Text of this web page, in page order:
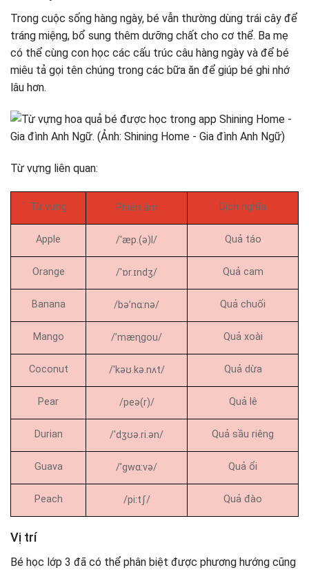
Trong cuộc sống hàng ngày, bé vẫn thường dùng trái cây để
tráng miệng, bổ sung thêm dưỡng chất cho cơ thể. Ba mẹ
có thể cùng con học các cấu trúc câu hàng ngày và để bé
miêu tả gọi tên chúng trong các bữa ăn để giúp bé ghi nhớ
lâu hơn.
Từ vựng liên quan:
Từ vựng Phiên âm Dịch nghĩa
Apple /ˈæp.(ə)l/ Quả táo
Orange /ˈɒr.ɪndʒ/ Quả cam
Banana /bə’nɑ:nə/ Quả chuối
Mango /’mæɳgou/ Quả xoài
Coconut /ˈkəʊ.kə.nʌt/ Quả dừa
Pear /peə(r)/ Quả lê
Durian /ˈdʒʊə.ri.ən/ Quả sầu riêng
Guava /’gwɑ:və/ Quả ổi
Peach /piːtʃ/ Quả đào
Vị trí
Bé học lớp 3 đã có thể phân biệt được phương hướng cũng